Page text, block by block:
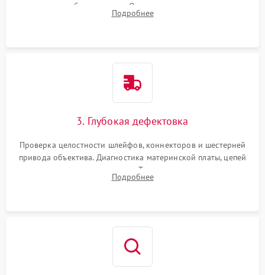
вспышки для безопасности. Очистка внутренних узлов от
пыли, песка и следов влаги с помощью спецсредств.
Подробнее
3. Глубокая дефектовка
Проверка целостности шлейфов, коннекторов и шестерней
привода объектива. Диагностика материнской платы, цепей
питания и картоприемника. Тестирование механизма
затвора и блока внутрикамерной стабилизации.
Подробнее